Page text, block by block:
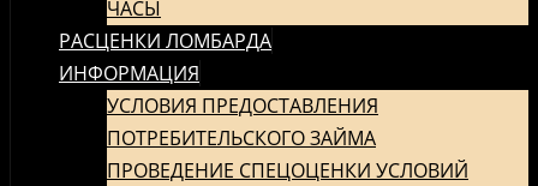
ЧАСЫ
РАСЦЕНКИ ЛОМБАРДА
ИНФОРМАЦИЯ
УСЛОВИЯ ПРЕДОСТАВЛЕНИЯ
ПОТРЕБИТЕЛЬСКОГО ЗАЙМА
ПРОВЕДЕНИЕ СПЕЦОЦЕНКИ УСЛОВИЙ